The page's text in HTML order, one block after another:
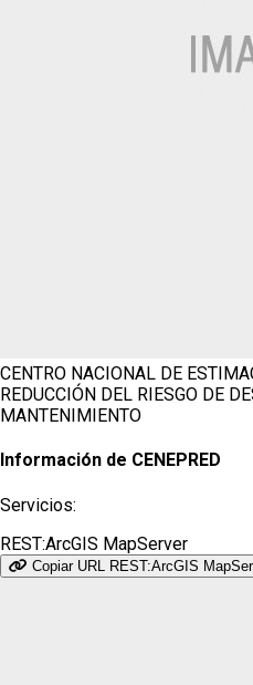
CENTRO NACIONAL DE
REDUCCIÓN DEL RIESGO DE
MANTENIMIENTO
Información de CENEPRED
Servicios:
REST:ArcGIS MapServer
Copiar URL REST:ArcGIS